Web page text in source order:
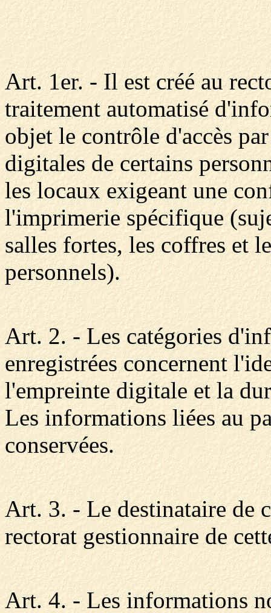
Art. 1er. - Il est créé au
traitement automatisé
objet le contrôle d'accès
digitales de certains
les locaux exigeant une
l'imprimerie spécifique
salles fortes, les coffres et
personnels).
Art. 2. - Les catégories
enregistrées concernent
l'empreinte digitale et la
Les informations liées au
conservées.
Art. 3. - Le destinataire de
rectorat gestionnaire de
Art. 4. - Les informations